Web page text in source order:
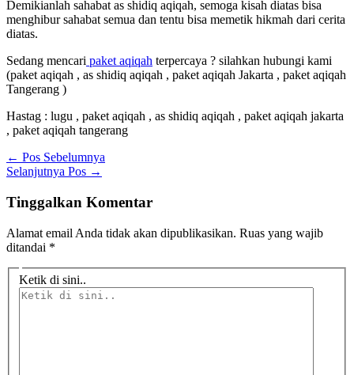
Demikianlah sahabat as shidiq aqiqah, semoga kisah diatas bisa
menghibur sahabat semua dan tentu bisa memetik hikmah dari cerita
diatas.
Sedang mencari paket aqiqah terpercaya ? silahkan hubungi kami
(paket aqiqah , as shidiq aqiqah , paket aqiqah Jakarta , paket aqiqah
Tangerang )
Hastag : lugu , paket aqiqah , as shidiq aqiqah , paket aqiqah jakarta
, paket aqiqah tangerang
← Pos Sebelumnya
Selanjutnya Pos →
Tinggalkan Komentar
Alamat email Anda tidak akan dipublikasikan. Ruas yang wajib
ditandai *
Ketik di sini..